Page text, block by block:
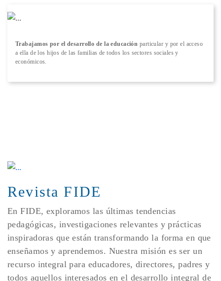
Trabajamos por el desarrollo de la educación particular y por el acceso
a ella de los hijos de las familias de todos los sectores sociales y
económicos.
Revista FIDE
En FIDE, exploramos las últimas tendencias
pedagógicas, investigaciones relevantes y prácticas
inspiradoras que están transformando la forma en que
enseñamos y aprendemos. Nuestra misión es ser un
recurso integral para educadores, directores, padres y
todos aquellos interesados en el desarrollo integral de